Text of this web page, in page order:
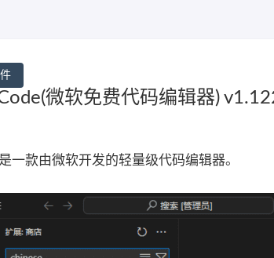
微软免费代码编辑器)
一款由微软开发的轻量级代码编辑器。